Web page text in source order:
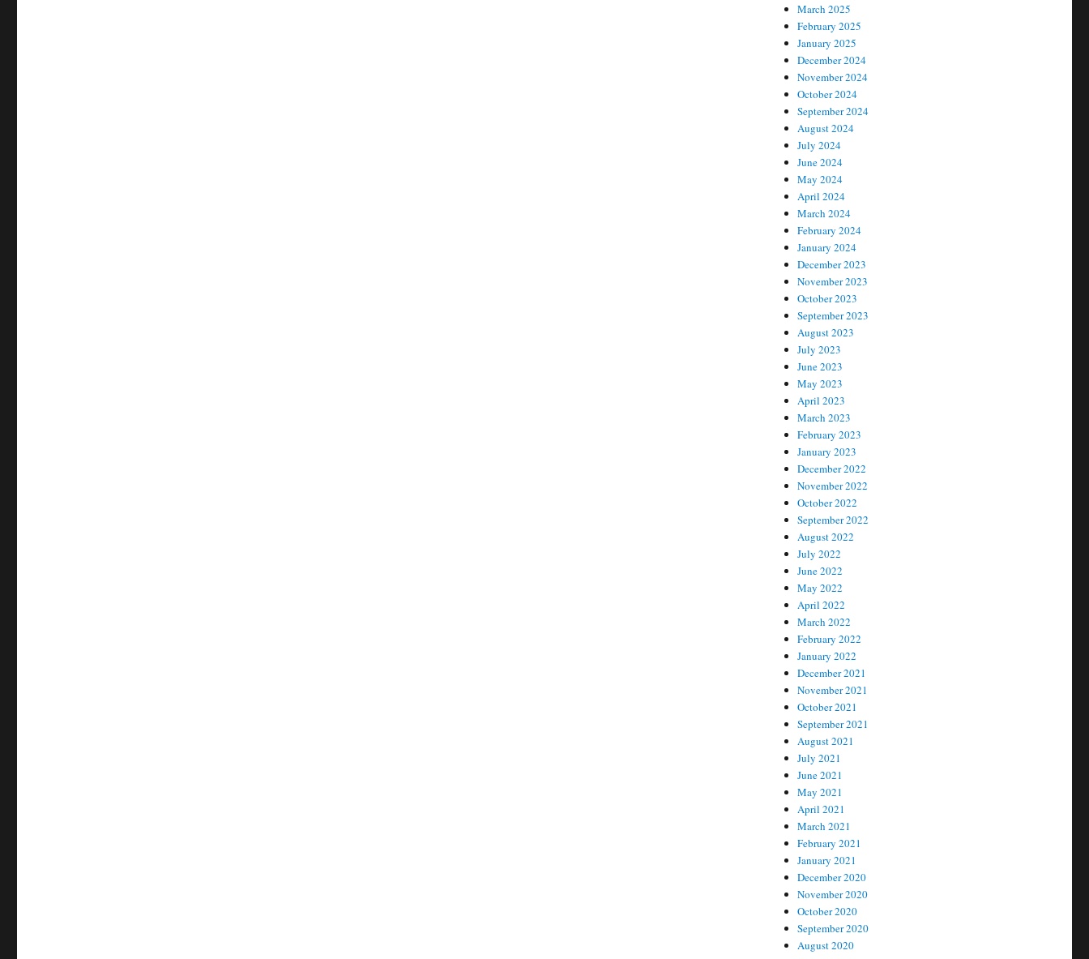
March 2025
February 2025
January 2025
December 2024
November 2024
October 2024
September 2024
August 2024
July 2024
June 2024
May 2024
April 2024
March 2024
February 2024
January 2024
December 2023
November 2023
October 2023
September 2023
August 2023
July 2023
June 2023
May 2023
April 2023
March 2023
February 2023
January 2023
December 2022
November 2022
October 2022
September 2022
August 2022
July 2022
June 2022
May 2022
April 2022
March 2022
February 2022
January 2022
December 2021
November 2021
October 2021
September 2021
August 2021
July 2021
June 2021
May 2021
April 2021
March 2021
February 2021
January 2021
December 2020
November 2020
October 2020
September 2020
August 2020